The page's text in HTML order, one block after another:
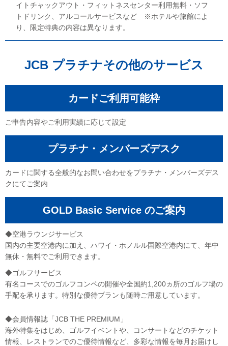
イトチャックアウト・フィットネスセンター利用無料・ソフ
トドリンク、アルコールサービスなど ※ホテルや旅館によ
り、限定特典の内容は異なります。
JCB プラチナその他のサービス
カードご利用可能枠
ご申告内容やご利用実績に応じて設定
プラチナ・メンバーズデスク
カードに関する全般的なお問い合わせをプラチナ・メンバーズデス
クにてご案内
GOLD Basic Service のご案内
◆空港ラウンジサービス
国内の主要空港内に加え、ハワイ・ホノルル国際空港内にて、年中
無休・無料でご利用できます。
◆ゴルフサービス
有名コースでのゴルフコンペの開催や全国約1,200ヵ所のゴルフ場の
手配を承ります。特別な優待プランも随時ご用意しています。
◆会員情報誌「JCB THE PREMIUM」
海外特集をはじめ、ゴルフイベントや、コンサートなどのチケット
情報、レストランでのご優待情報など、多彩な情報を毎月お届けし